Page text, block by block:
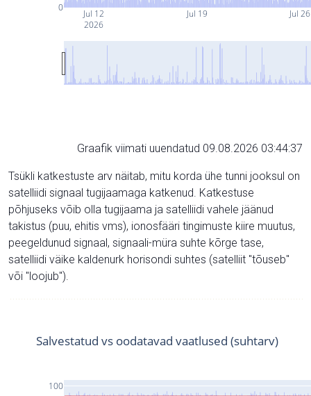
Jul 12
2026
Jul 19 Jul 26
0
Graafik viimati uuendatud 09.08.2026 03:44:37
Tsükli katkestuste arv näitab, mitu korda ühe tunni jooksul on
satelliidi signaal tugijaamaga katkenud. Katkestuse
põhjuseks võib olla tugijaama ja satelliidi vahele jäänud
takistus (puu, ehitis vms), ionosfääri tingimuste kiire muutus,
peegeldunud signaal, signaali-müra suhte kõrge tase,
satelliidi väike kaldenurk horisondi suhtes (satelliit "tõuseb"
või "loojub").
100
Salvestatud vs oodatavad vaatlused (suhtarv)